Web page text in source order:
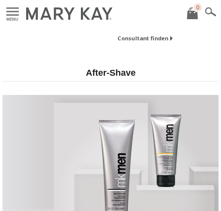
MENU
0
Consultant finden
After-Shave